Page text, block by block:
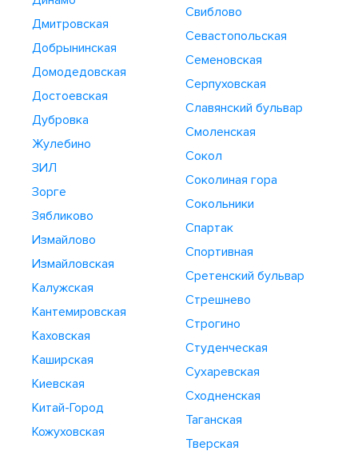
Дмитровская
Добрынинская
Домодедовская
Достоевская
Дубровка
Жулебино
ЗИЛ
Зорге
Зябликово
Измайлово
Измайловская
Калужская
Кантемировская
Каховская
Каширская
Киевская
Китай-Город
Кожуховская
Свиблово
Севастопольская
Семеновская
Серпуховская
Славянский бульвар
Смоленская
Сокол
Соколиная гора
Сокольники
Спартак
Спортивная
Сретенский бульвар
Стрешнево
Строгино
Студенческая
Сухаревская
Сходненская
Таганская
Тверская